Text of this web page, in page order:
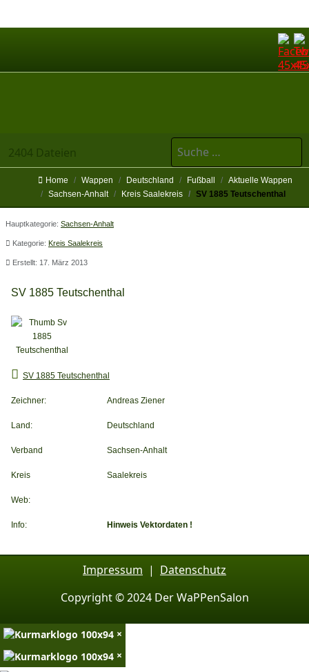
2404 Dateien
Suchen
Home Wappen Deutschland Fußball
Aktuelle Wappen
Sachsen-Anhalt
Kreis Saalekreis SV 1885 Teutschenthal
Hauptkategorie: Sachsen-Anhalt
Kategorie: Kreis Saalekreis
Erstellt: 17. März 2013
SV 1885 Teutschenthal
SV 1885 Teutschenthal
Zeichner: Andreas Ziener
Land: Deutschland
Verband Sachsen-Anhalt
Kreis Saalekreis
Web:
Info: Hinweis Vektordaten !
Impressum | Datenschutz
Copyright © 2024 Der WaPPenSalon
×
×